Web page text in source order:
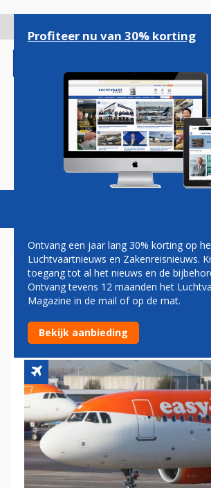
gaan
Magazine Podcasts
EXTRA
VOOR EASYJET VANAF
SCHIPHOL
Profiteer nu van 30% korting
Ontvang een jaar lang 30% korting op
Luchtvaartnieuws en Zakenreisnieuws.
toegang tot al het nieuws en de
Ontvang tevens 12 maanden het
Magazine in de mail of op de mat.
Bekijk aanbieding